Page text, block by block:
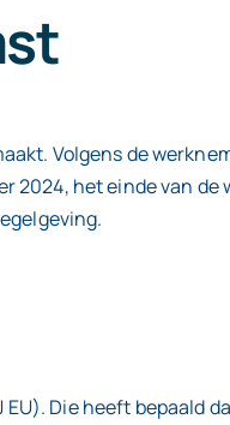
Volgens de
het einde van
Die heeft bepaald